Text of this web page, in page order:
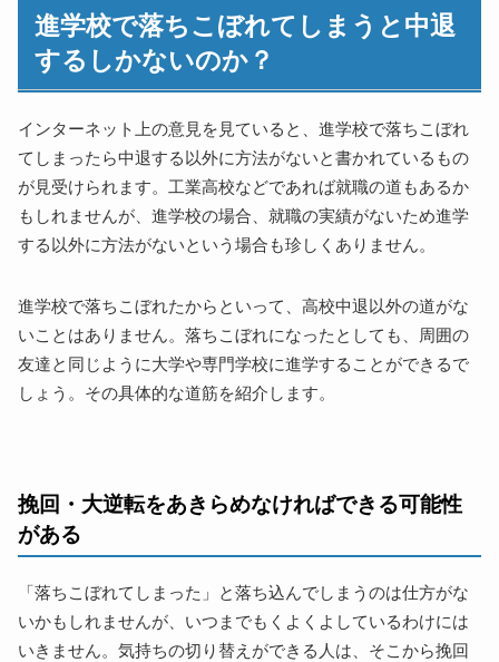
進学校で落ちこぼれてしまうと中退
するしかないのか？
インターネット上の意見を見ていると、進学校で落ちこぼれ
てしまったら中退する以外に方法がないと書かれているもの
が見受けられます。工業高校などであれば就職の道もあるか
もしれませんが、進学校の場合、就職の実績がないため進学
する以外に方法がないという場合も珍しくありません。
進学校で落ちこぼれたからといって、高校中退以外の道がな
いことはありません。落ちこぼれになったとしても、周囲の
友達と同じように大学や専門学校に進学することができるで
しょう。その具体的な道筋を紹介します。
挽回・大逆転をあきらめなければできる可能性
がある
「落ちこぼれてしまった」と落ち込んでしまうのは仕方がな
いかもしれませんが、いつまでもくよくよしているわけには
いきません。気持ちの切り替えができる人は、そこから挽回